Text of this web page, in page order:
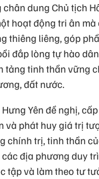
dung Chủ tịch
hoạt động tri ân mà
thiêng liêng, góp
đắp lòng tự hào
tảng tinh thần vững
đất nước.
Yên đề nghị,
và phát huy giá trị
chính trị, tinh thần
địa phương duy
tập và làm theo tư